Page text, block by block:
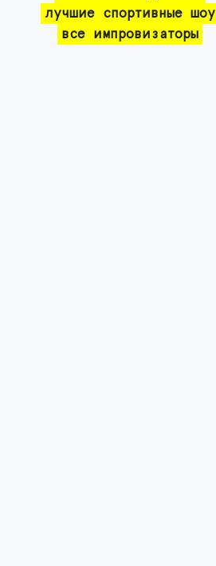
лучшие спортивные шоу
все импровизаторы